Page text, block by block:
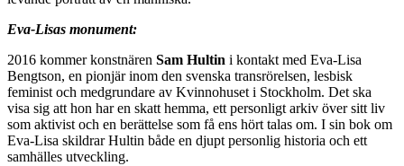
Eva-Lisas monument:
2016 kommer konstnären Sam Hultin i kontakt med Eva-Lisa
Bengtson, en pionjär inom den svenska transrörelsen, lesbisk
feminist och medgrundare av Kvinnohuset i Stockholm. Det ska
visa sig att hon har en skatt hemma, ett personligt arkiv över sitt liv
som aktivist och en berättelse som få ens hört talas om. I sin bok om
Eva-Lisa skildrar Hultin både en djupt personlig historia och ett
samhälles utveckling.